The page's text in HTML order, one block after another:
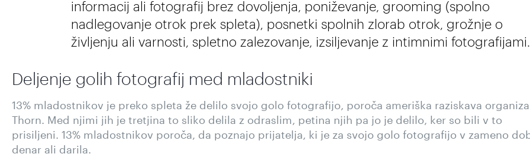
informacij ali fotografij brez dovoljenja, poniževanje, grooming (spolno
nadlegovanje otrok prek spleta), posnetki spolnih zlorab otrok, grožnje o
življenju ali varnosti, spletno zalezovanje, izsiljevanje z intimnimi fotografijami.
Deljenje golih fotografij med mladostniki
13% mladostnikov je preko spleta že delilo svojo golo fotografijo, poroča ameriška raziskava
Thorn. Med njimi jih je tretjina to sliko delila z odraslim, petina njih pa jo je delilo, ker so bili v to
prisiljeni. 13% mladostnikov poroča, da poznajo prijatelja, ki je za svojo golo fotografijo v zameno
denar ali darila.